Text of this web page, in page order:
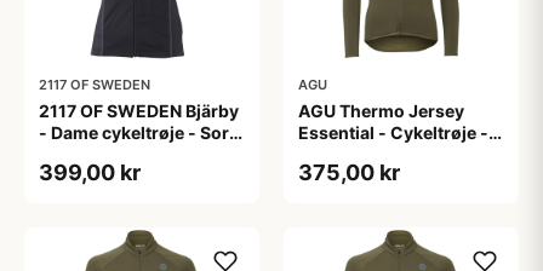
2117 OF SWEDEN
2117 OF SWEDEN Bjärby
- Dame cykeltrøje - Sort
399,00 kr
AGU
AGU Thermo Jersey
Essential - Cykeltrøje -
L
375,00 kr